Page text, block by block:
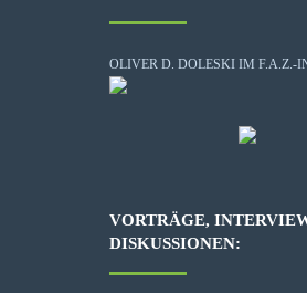
OLIVER D. DOLESKI IM F.A.Z.-
VORTRÄGE,
DISKUSSIONEN: